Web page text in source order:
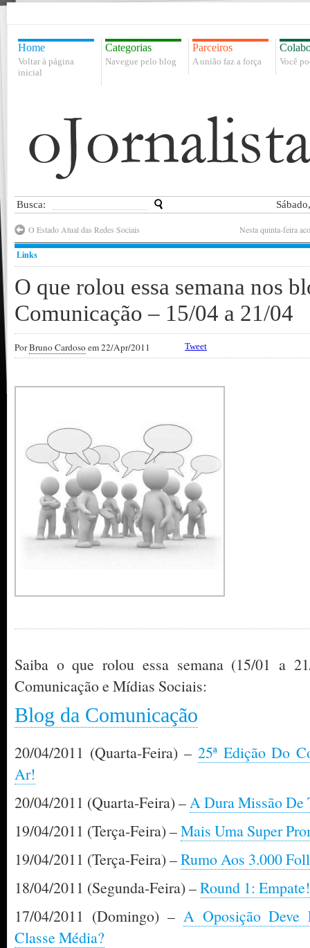
Home
Voltar à página
inicial
Categorias
Navegue pelo blog
Parceiros
A união faz a força Você
Busca:
O Estado Atual das Redes Sociais Nesta quinta-feira
Links
O que rolou essa semana nos
Comunicação – 15/04 a 21/04
PorBruno Cardosoem 22/Apr/2011 Tweet
Saiba o que rolou essa semana (15/01 a
Comunicação e Mídias Sociais:
Blog da Comunicação
20/04/2011 (Quarta-Feira) – 25ª Edição Do
Ar!
20/04/2011 (Quarta-Feira) –A Dura Missão De
19/04/2011 (Terça-Feira) –Mais Uma Super
19/04/2011 (Terça-Feira) –Rumo Aos 3.000
18/04/2011 (Segunda-Feira) –Round 1: Empate!
17/04/2011 (Domingo) – A Oposição Deve
Classe Média?